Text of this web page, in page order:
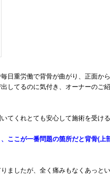
日重労働で背骨が曲がり、正面か
してるのに気付き、オーナーのご
てくれとても安心して施術を受け
ここが一番問題の箇所だと背骨(上
ましたが、全く痛みもなくあっと